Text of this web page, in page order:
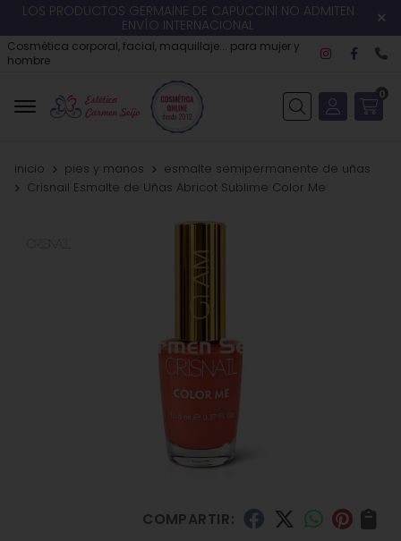
LOS PRODUCTOS GERMAINE DE CAPUCCINI NO ADMITEN
ENVÍO INTERNACIONAL
Cosmética corporal, facial, maquillaje... para mujer y
hombre
Buscar
0
inicio pies y manos
esmalte semipermanente de uñas
Crisnail Esmalte de Uñas Abricot Sublime Color Me
COMPARTIR: